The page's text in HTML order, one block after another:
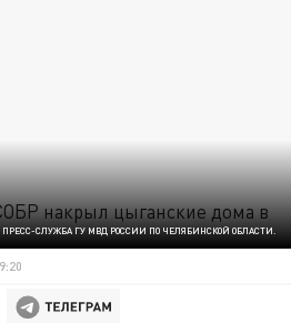
ПРЕСС-СЛУЖБА ГУ МВД РОССИИ ПО ЧЕЛЯБИНСКОЙ ОБЛАСТИ.